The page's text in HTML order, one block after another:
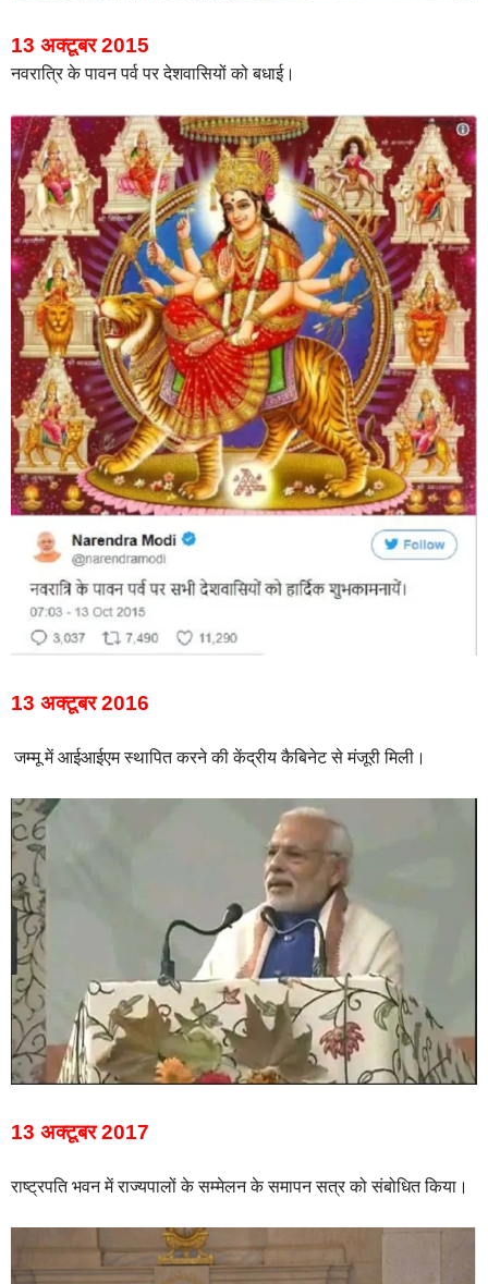
13 अक्टूबर 2015
नवरात्रि के पावन पर्व पर देशवासियों को बधाई।
13 अक्टूबर 2016
जम्मू में आईआईएम स्थापित करने की केंद्रीय कैबिनेट से मंजूरी मिली।
13 अक्टूबर 2017
राष्ट्रपति भवन में राज्यपालों के सम्मेलन के समापन सत्र को संबोधित किया।